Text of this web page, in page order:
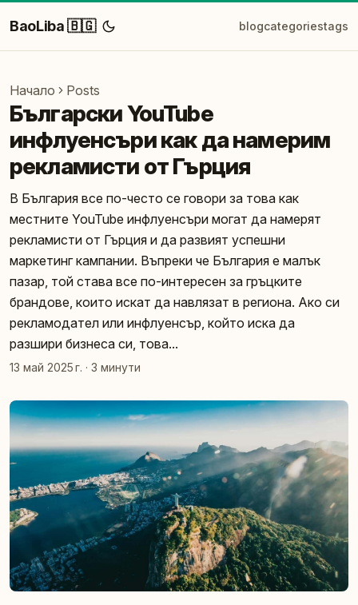
BaoLiba 🇧🇬 blogcategoriestags
Начало Posts
Български YouTube
инфлуенсъри как да намерим
рекламисти от Гърция
В България все по-често се говори за това как
местните YouTube инфлуенсъри могат да намерят
рекламисти от Гърция и да развият успешни
маркетинг кампании. Въпреки че България е малък
пазар, той става все по-интересен за гръцките
брандове, които искат да навлязат в региона. Ако си
рекламодател или инфлуенсър, който иска да
разшири бизнеса си, това...
13 май 2025 г. · 3 минути